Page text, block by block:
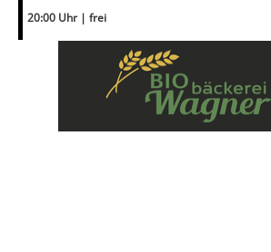
20:00 Uhr | frei